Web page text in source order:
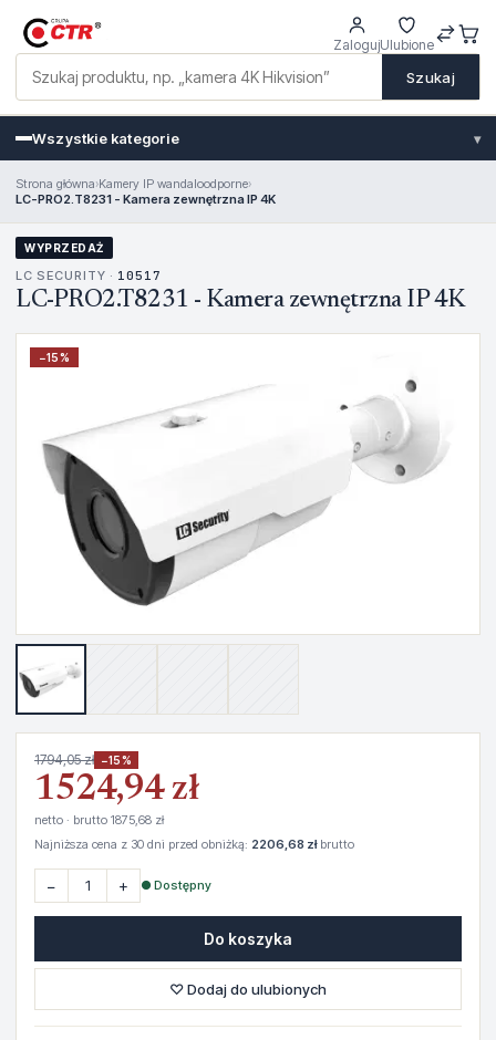
Szukaj
ZalogujUlubione
Wszystkie kategorie ▾
Strona główna›Kamery IP wandaloodporne›
LC-PRO2.T8231 - Kamera zewnętrzna IP 4K
WYPRZEDAŻ
LC SECURITY · 10517
LC-PRO2.T8231 - Kamera zewnętrzna IP 4K
−15%
1794,05 zł −15%
1524,94 zł
netto · brutto 1875,68 zł
Najniższa cena z 30 dni przed obniżką: 2206,68 złbrutto
− + ● Dostępny
Do koszyka
♡ Dodaj do ulubionych